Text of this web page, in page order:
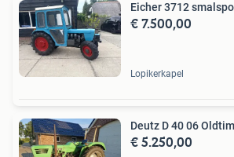
Eicher 3712
€ 7.500,00
Lopikerkapel
Deutz D 40 06
€ 5.250,00